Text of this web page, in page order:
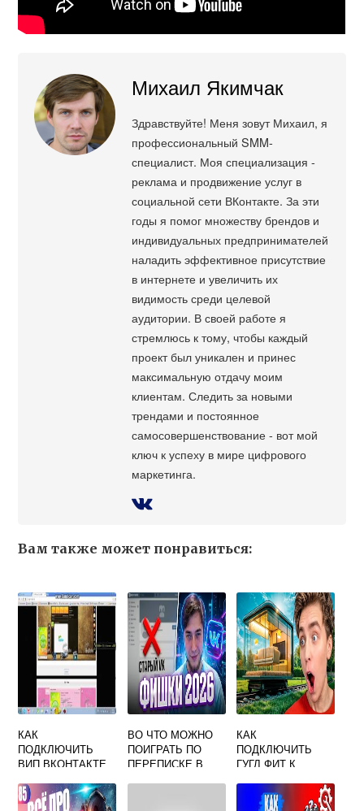
Михаил Якимчак
Здравствуйте! Меня зовут Михаил, я
профессиональный SMM-
специалист. Моя специализация -
реклама и продвижение услуг в
социальной сети ВКонтакте. За эти
годы я помог множеству брендов и
индивидуальных предпринимателей
наладить эффективное присутствие
в интернете и увеличить их
видимость среди целевой
аудитории. В своей работе я
стремлюсь к тому, чтобы каждый
проект был уникален и принес
максимальную отдачу моим
клиентам. Следить за новыми
трендами и постоянное
самосовершенствование - вот мой
ключ к успеху в мире цифрового
маркетинга.
Вам также может понравиться:
КАК
ПОДКЛЮЧИТЬ
ВИП ВКОНТАКТЕ
ВО ЧТО МОЖНО
ПОИГРАТЬ ПО
ПЕРЕПИСКЕ В
КАК
ПОДКЛЮЧИТЬ
ГУГЛ ФИТ К